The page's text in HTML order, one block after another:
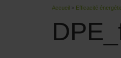
Accueil > Efficacité